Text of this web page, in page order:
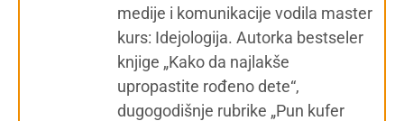
medije i komunikacije vodila master
kurs: Idejologija. Autorka bestseler
knjige „Kako da najlakše
upropastite rođeno dete“,
dugogodišnje rubrike „Pun kufer